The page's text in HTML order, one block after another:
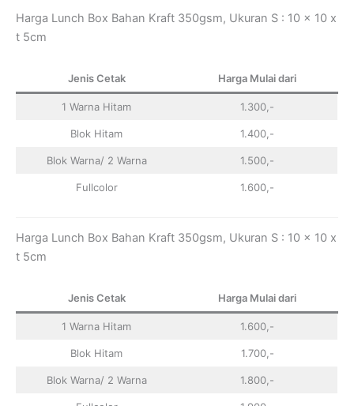
Harga Lunch Box Bahan Kraft 350gsm, Ukuran S : 10 x 10 x
t 5cm
Jenis Cetak Harga Mulai dari
1 Warna Hitam 1.300,-
Blok Hitam 1.400,-
Blok Warna/ 2 Warna 1.500,-
Fullcolor 1.600,-
Harga Lunch Box Bahan Kraft 350gsm, Ukuran S : 10 x 10 x
t 5cm
Jenis Cetak Harga Mulai dari
1 Warna Hitam 1.600,-
Blok Hitam 1.700,-
Blok Warna/ 2 Warna 1.800,-